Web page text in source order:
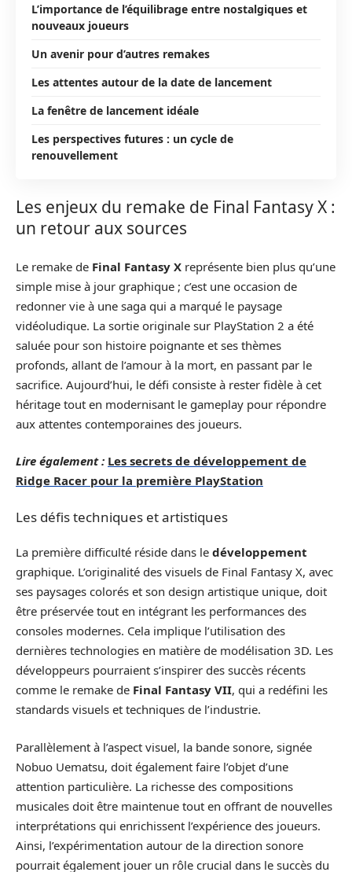
L’importance de l’équilibrage entre nostalgiques et
nouveaux joueurs
Un avenir pour d’autres remakes
Les attentes autour de la date de lancement
La fenêtre de lancement idéale
Les perspectives futures : un cycle de
renouvellement
Les enjeux du remake de Final Fantasy X :
un retour aux sources
Le remake de Final Fantasy X représente bien plus qu’une
simple mise à jour graphique ; c’est une occasion de
redonner vie à une saga qui a marqué le paysage
vidéoludique. La sortie originale sur PlayStation 2 a été
saluée pour son histoire poignante et ses thèmes
profonds, allant de l’amour à la mort, en passant par le
sacrifice. Aujourd’hui, le défi consiste à rester fidèle à cet
héritage tout en modernisant le gameplay pour répondre
aux attentes contemporaines des joueurs.
Lire également : Les secrets de développement de
Ridge Racer pour la première PlayStation
Les défis techniques et artistiques
La première difficulté réside dans le développement
graphique. L’originalité des visuels de Final Fantasy X, avec
ses paysages colorés et son design artistique unique, doit
être préservée tout en intégrant les performances des
consoles modernes. Cela implique l’utilisation des
dernières technologies en matière de modélisation 3D. Les
développeurs pourraient s’inspirer des succès récents
comme le remake de Final Fantasy VII, qui a redéfini les
standards visuels et techniques de l’industrie.
Parallèlement à l’aspect visuel, la bande sonore, signée
Nobuo Uematsu, doit également faire l’objet d’une
attention particulière. La richesse des compositions
musicales doit être maintenue tout en offrant de nouvelles
interprétations qui enrichissent l’expérience des joueurs.
Ainsi, l’expérimentation autour de la direction sonore
pourrait également jouer un rôle crucial dans le succès du